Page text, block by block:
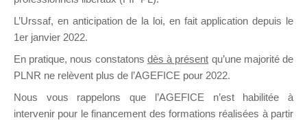
il y a un mois
L’Urssaf, en anticipation de la loi, en fait application depuis le
1er janvier 2022.
En pratique, nous constatons dès à présent qu’une majorité de
PLNR ne relèvent plus de l’AGEFICE pour 2022.
Nous vous rappelons que l’AGEFICE n’est habilitée à
intervenir pour le financement des formations réalisées à partir